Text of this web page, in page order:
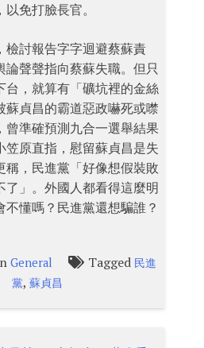
免打臉長官。
檢討報告字字迴避蔡蘇責
論聲聲指向蔡蘇失職。但只
台，就算有「礦坑裡的金絲
蘇貞昌的霸道惡政嚇死或噤
曾準確預測九合一選舉結果
笠原直指，慰留蘇貞昌是失
稱，民進黨「好像想假裝敗
了」。外國人都看得這麼明
不懂嗎？民進黨還想騙誰？
General Tagged 民進
黨,蘇貞昌